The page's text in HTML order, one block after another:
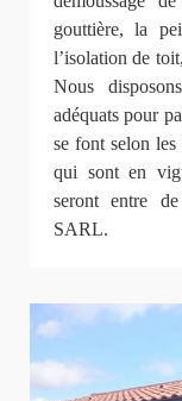
gouttière, la
l’isolation de
Nous
adéquats pour
se font selon les
qui sont en
seront entre
SARL.